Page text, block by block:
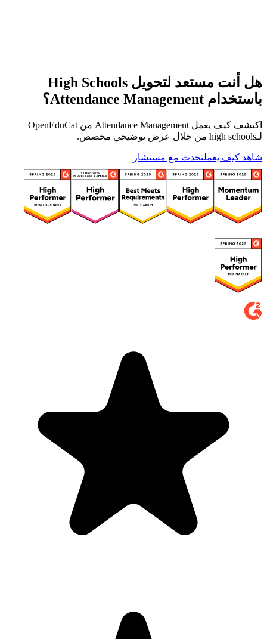
هل أنت مستعد لتحويل High Schools
باستخدام Attendance Management؟
اكتشف كيف يعمل Attendance Management من OpenEduCat
لـhigh schools من خلال عرض توضيحي مخصص.
شاهد كيف يعملتحدث مع مستشار